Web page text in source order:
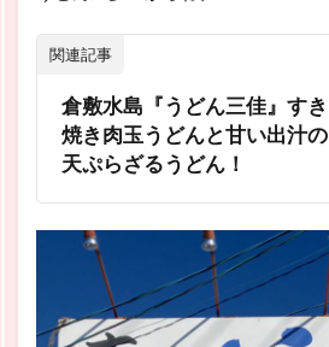
関連記事
倉敷水島『うどん三佳』すき
焼き肉玉うどんと甘い出汁の
天ぷらざるうどん！